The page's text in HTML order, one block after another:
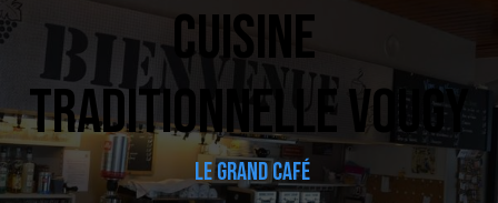
CUISINE
TRADITIONNELLE VOUGY
LE GRAND CAFÉ